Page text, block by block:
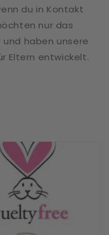
du in Kontakt
nur das
und haben unsere
Eltern entwickelt.